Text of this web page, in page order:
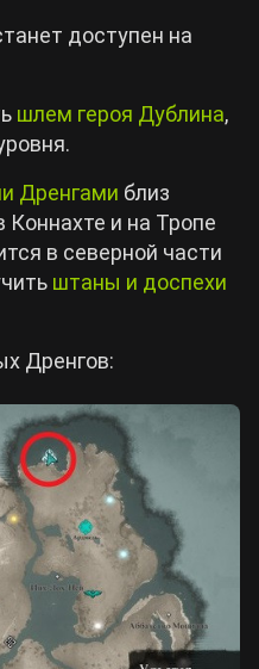
доступен на
шлем героя Дублина,
Дренгами близ
Коннахте и на Тропе
в северной части
штаны и доспехи
Дренгов: